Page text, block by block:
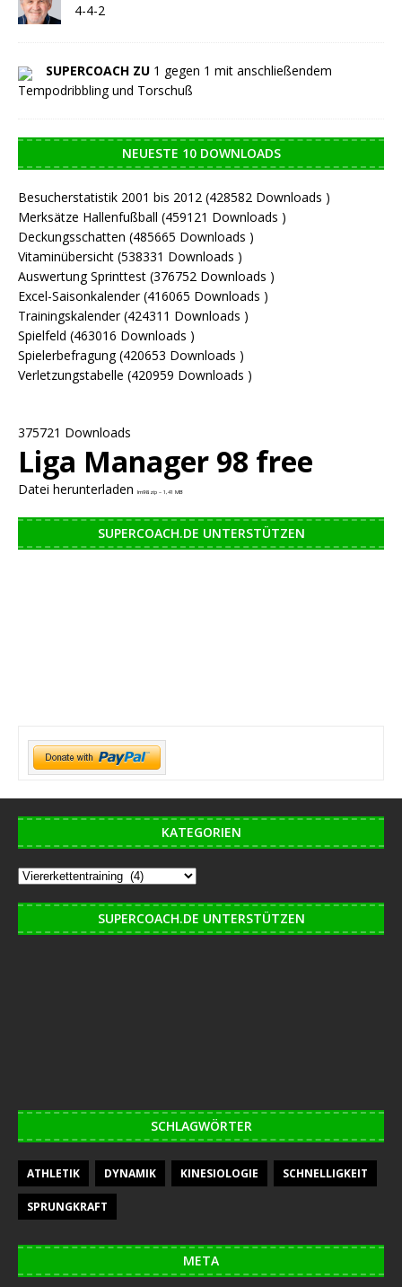
4-4-2
SUPERCOACH ZU 1 gegen 1 mit anschließendem
Tempodribbling und Torschuß
NEUESTE 10 DOWNLOADS
Besucherstatistik 2001 bis 2012 (428582 Downloads )
Merksätze Hallenfußball (459121 Downloads )
Deckungsschatten (485665 Downloads )
Vitaminübersicht (538331 Downloads )
Auswertung Sprinttest (376752 Downloads )
Excel-Saisonkalender (416065 Downloads )
Trainingskalender (424311 Downloads )
Spielfeld (463016 Downloads )
Spielerbefragung (420653 Downloads )
Verletzungstabelle (420959 Downloads )
375721 Downloads
Liga Manager 98 free
Datei herunterladen lm98.zip – 1,41 MB
SUPERCOACH.DE UNTERSTÜTZEN
KATEGORIEN
SUPERCOACH.DE UNTERSTÜTZEN
SCHLAGWÖRTER
ATHLETIK DYNAMIK KINESIOLOGIE SCHNELLIGKEIT
SPRUNGKRAFT
META